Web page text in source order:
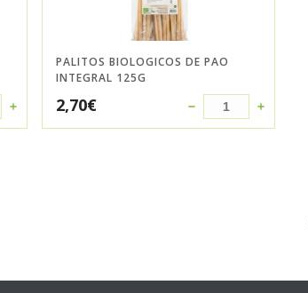
PALITOS BIOLOGICOS DE PAO
INTEGRAL 125G
2,70€